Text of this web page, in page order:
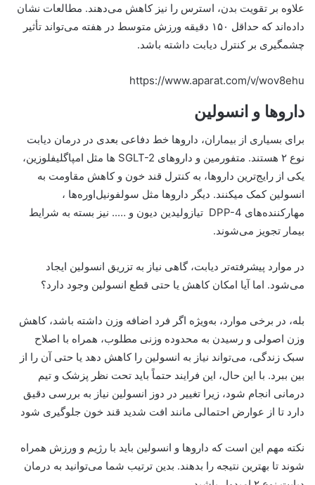
علاوه بر تقویت بدن، استرس را نیز کاهش می‌دهند. مطالعات نشان
داده‌اند که حداقل ۱۵۰ دقیقه ورزش متوسط در هفته می‌تواند تأثیر
چشمگیری بر کنترل دیابت داشته باشد.
https://www.aparat.com/v/wov8ehu
داروها و انسولین
برای بسیاری از بیماران، داروها خط دفاعی بعدی در درمان دیابت
نوع ۲ هستند. متفورمین و داروهای SGLT-2 ها مثل امپاگلیفلوزین،
یکی از رایج‌ترین داروها، به کنترل قند خون و کاهش مقاومت به
انسولین کمک میکنند. دیگر داروها مثل سولفونیل‌اوره‌ها ،
مهارکننده‌های DPP-4 تیازولیدین دیون و ….. نیز بسته به شرایط
بیمار تجویز می‌شوند.
در موارد پیشرفته‌تر دیابت، گاهی نیاز به تزریق انسولین ایجاد
می‌شود. اما آیا امکان کاهش یا حتی قطع انسولین وجود دارد؟
بله، در برخی موارد، به‌ویژه اگر فرد اضافه وزن داشته باشد، کاهش
وزن اصولی و رسیدن به محدوده وزنی مطلوب، همراه با اصلاح
سبک زندگی، می‌تواند نیاز به انسولین را کاهش دهد یا حتی آن را از
بین ببرد. با این حال، این فرایند حتماً باید تحت نظر پزشک و تیم
درمانی انجام شود، زیرا تغییر در دوز انسولین نیاز به بررسی دقیق
دارد تا از عوارض احتمالی مانند افت شدید قند خون جلوگیری شود
نکته مهم این است که داروها و انسولین باید با رژیم و ورزش همراه
شوند تا بهترین نتیجه را بدهند. بدین ترتیب شما می‌توانید به درمان